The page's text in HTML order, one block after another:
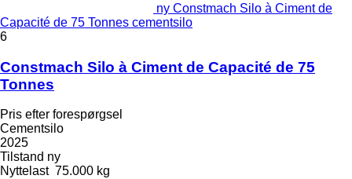
ny Constmach Silo à Ciment de
Capacité de 75 Tonnes cementsilo
6
Constmach Silo à Ciment de Capacité de 75
Tonnes
Pris efter forespørgsel
Cementsilo
2025
Tilstand ny
Nyttelast 75.000 kg